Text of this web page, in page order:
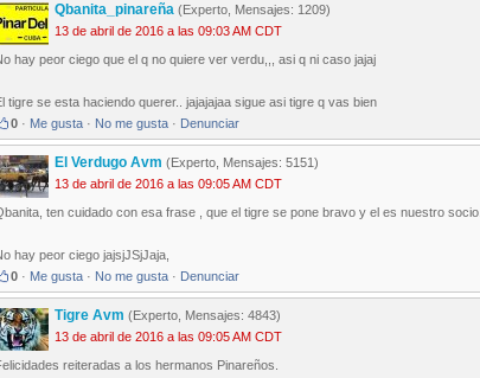
Qbanita_pinareña (Experto, Mensajes: 1209)
13 de abril de 2016 a las 09:03 AM CDT
hay peor ciego que el q no quiere ver verdu,,, asi q ni caso jajaj
tigre se esta haciendo querer.. jajajajaa sigue asi tigre q vas bien
0 · Me gusta · No me gusta · Denunciar
El Verdugo Avm (Experto, Mensajes: 5151)
13 de abril de 2016 a las 09:05 AM CDT
ten cuidado con esa frase , que el tigre se pone bravo y el es nuestro socio.
hay peor ciego jajsjJSjJaja,
0 · Me gusta · No me gusta · Denunciar
Tigre Avm (Experto, Mensajes: 4843)
13 de abril de 2016 a las 09:05 AM CDT
reiteradas a los hermanos Pinareños.